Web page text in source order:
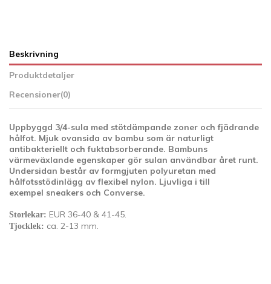
Beskrivning
Produktdetaljer
Recensioner(0)
Uppbyggd 3/4-sula med stötdämpande zoner och fjädrande
hålfot. Mjuk ovansida av bambu som är naturligt
antibakteriellt och fuktabsorberande. Bambuns
värmeväxlande egenskaper gör sulan användbar året runt.
Undersidan består av formgjuten polyuretan med
hålfotsstödinlägg av flexibel nylon. Ljuvliga i till
exempel sneakers och Converse.
Storlekar: EUR 36-40 & 41-45.
Tjocklek: ca. 2-13 mm.